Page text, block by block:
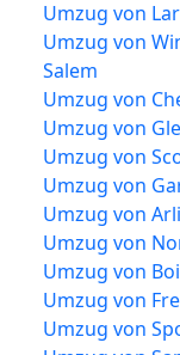
Umzug von
Umzug von
Salem
Umzug von
Umzug von
Umzug von
Umzug von
Umzug von
Umzug von
Umzug von
Umzug von
Umzug von